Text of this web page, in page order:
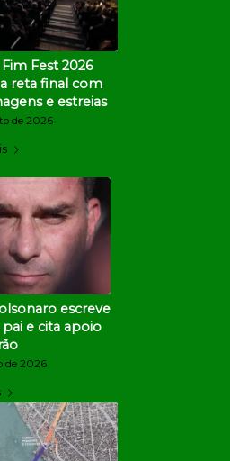
Fest 2026
reta final com
e estreias
de 2026
escreve
pai e cita apoio
de 2026